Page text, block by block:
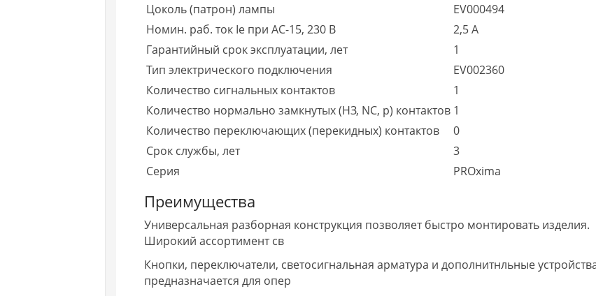
Цоколь (патрон) лампы
EV000494
Номин. раб. ток Ie при AC-15, 230 В
2,5 А
Гарантийный срок эксплуатации, лет
1
Тип электрического подключения
EV002360
Количество сигнальных контактов
1
Количество нормально замкнутых (НЗ, NC, р) контактов 1
Количество переключающих (перекидных) контактов
0
Срок службы, лет
3
Серия
PROxima
Преимущества
Универсальная разборная конструкция позволяет быстро монтировать изделия.
Широкий ассортимент св
Кнопки, переключатели, светосигнальная арматура и дополнитнльные
предназначается для опер